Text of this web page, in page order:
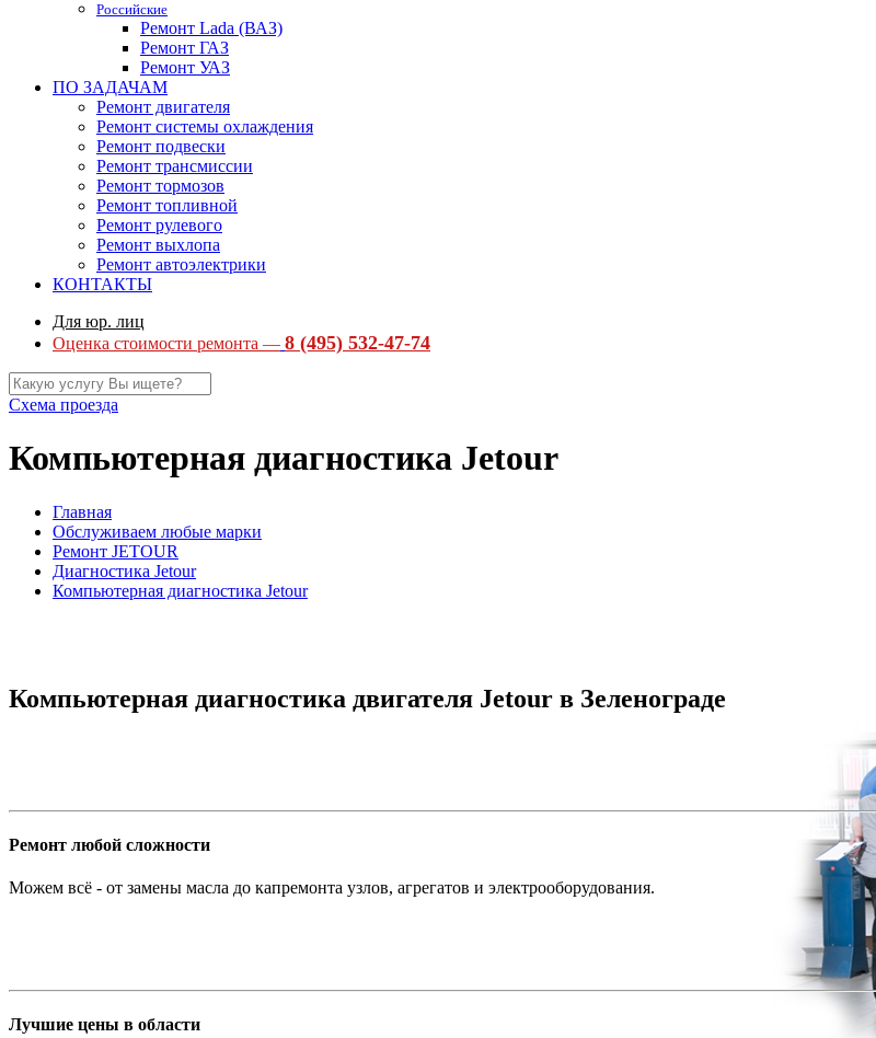
Российские
Ремонт Lada (ВАЗ)
Ремонт ГАЗ
Ремонт УАЗ
ПО ЗАДАЧАМ
Ремонт двигателя
Ремонт системы охлаждения
Ремонт подвески
Ремонт трансмиссии
Ремонт тормозов
Ремонт топливной
Ремонт рулевого
Ремонт выхлопа
Ремонт автоэлектрики
КОНТАКТЫ
Для юр. лиц
Оценка стоимости ремонта — 8 (495) 532-47-74
Схема проезда
Компьютерная диагностика Jetour
Главная
Обслуживаем любые марки
Ремонт JETOUR
Диагностика Jetour
Компьютерная диагностика Jetour
Компьютерная диагностика двигателя Jetour в Зеленограде
Ремонт любой сложности
Можем всё - от замены масла до капремонта узлов, агрегатов и электрооборудования.
Лучшие цены в области